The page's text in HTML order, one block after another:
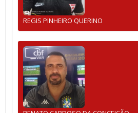
REGIS PINHEIRO QUERINO